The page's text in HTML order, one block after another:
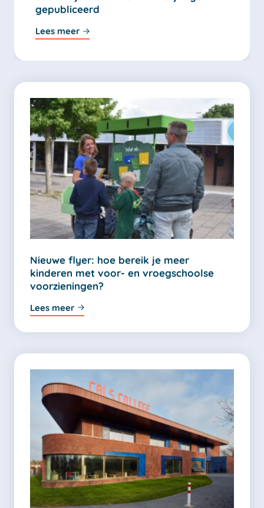
gepubliceerd
Lees meer
Nieuwe flyer: hoe bereik je meer
kinderen met voor- en vroegschoolse
voorzieningen?
Lees meer